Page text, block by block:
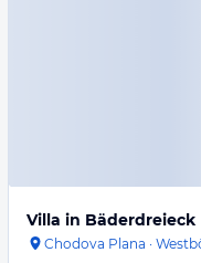
Villa in Bäderdreieck
Chodova Plana ·